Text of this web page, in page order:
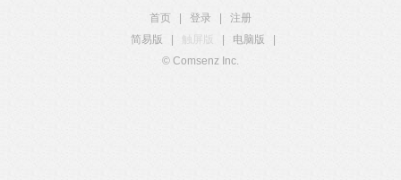
首页 登录
注册
简易版
触屏版 电脑版
© Comsenz Inc.